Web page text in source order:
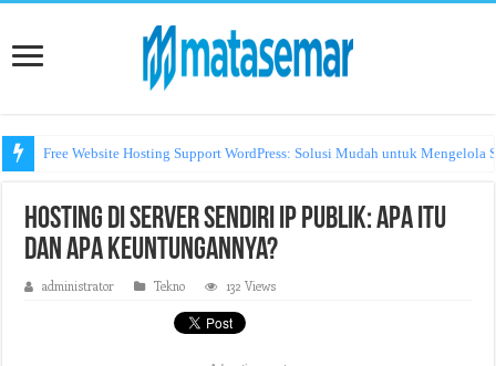
Free Website Hosting Support WordPress: Solusi Mudah untuk Mengelola
Hosting di Server Sendiri IP Publik: Apa itu
dan Apa Keuntungannya?
administrator Tekno 132 Views